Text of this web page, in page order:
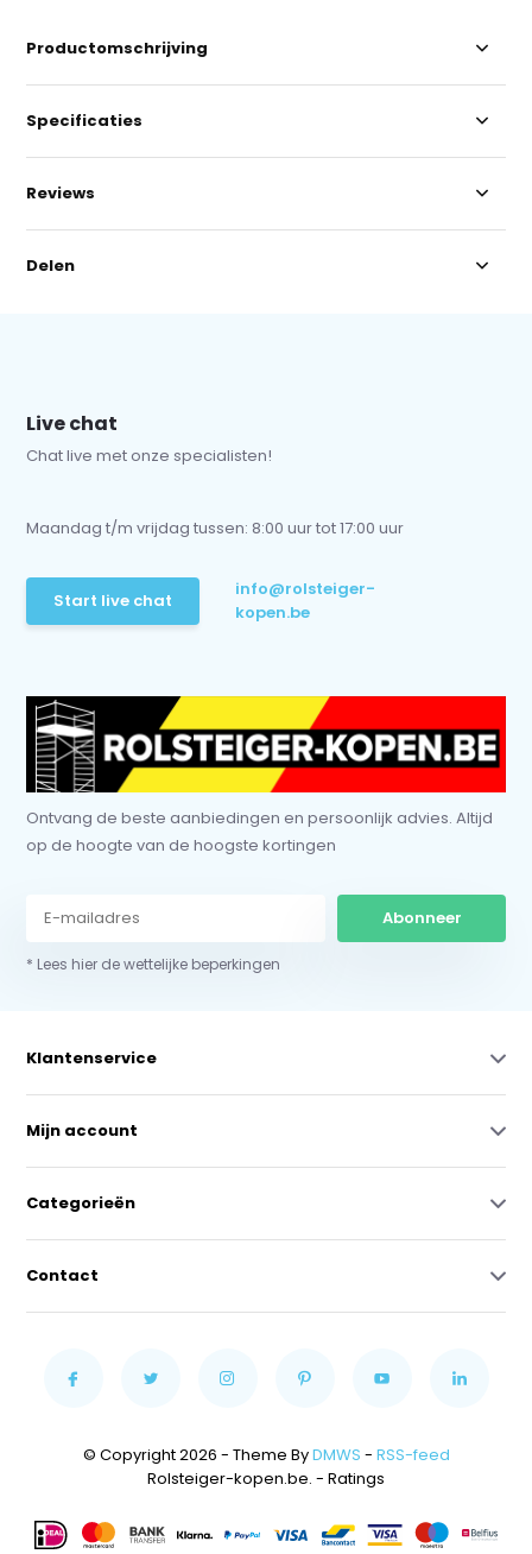
Productomschrijving
Specificaties
Reviews
Delen
Live chat
Chat live met onze specialisten!
Maandag t/m vrijdag tussen: 8:00 uur tot 17:00 uur
Start live chat
info@rolsteiger-
kopen.be
Ontvang de beste aanbiedingen en persoonlijk advies. Altijd
op de hoogte van de hoogste kortingen
Abonneer
* Lees hier de wettelijke beperkingen
Klantenservice
Mijn account
Categorieën
Contact
© Copyright 2026 - Theme ByDMWS - RSS-feed
Rolsteiger-kopen.be. - Ratings